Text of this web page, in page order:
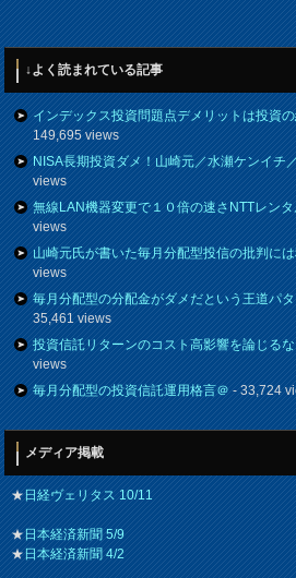
↓よく読まれている記事
インデックス投資問題点デメリットは投資
149,695 views
NISA長期投資ダメ！山崎元／水瀬ケンイチ
views
無線LAN機器変更で１０倍の速さNTTレン
views
山崎元氏が書いた毎月分配型投信の批判に
views
毎月分配型の分配金がダメだという王道パ
35,461 views
投資信託リターンのコスト高影響を論じる
views
毎月分配型の投資信託運用格言＠- 33,724
メディア掲載
★日経ヴェリタス 10/11
★日本経済新聞 5/9
★日本経済新聞 4/2